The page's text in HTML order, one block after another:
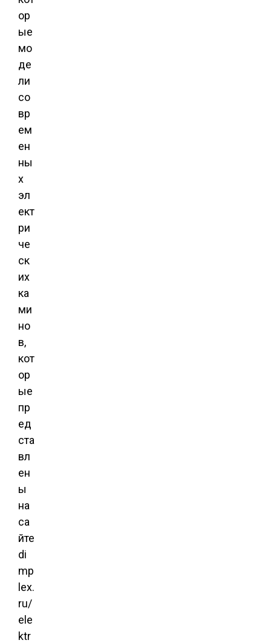
ор
ые
мо
де
ли
со
вр
ем
ен
ны
х
эл
ект
ри
че
ск
их
ка
ми
но
в,
кот
ор
ые
пр
ед
ста
вл
ен
ы
на
са
йте
di
mp
lex.
ru/
ele
ktr